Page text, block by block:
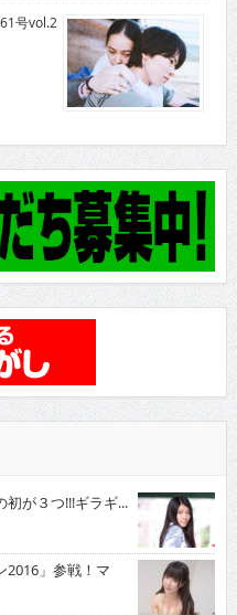
号vol.2
が３つ!!!ギラギ...
」参戦！マ